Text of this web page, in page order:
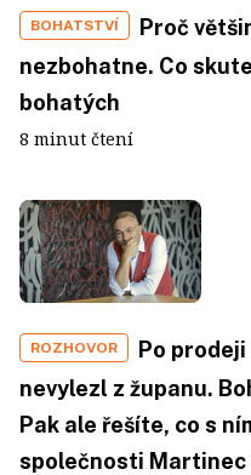
BOHATSTVÍ
Proč
nezbohatne. Co
bohatých
8 minut čtení
ROZHOVOR
Po
nevylezl z županu.
Pak ale řešíte, co s
společnosti Martinec